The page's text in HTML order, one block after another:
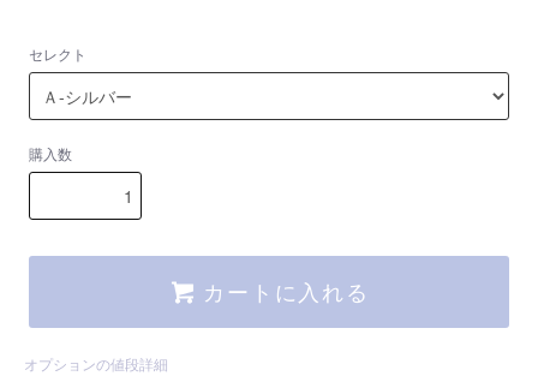
セレクト
購入数
カートに入れる
オプションの値段詳細